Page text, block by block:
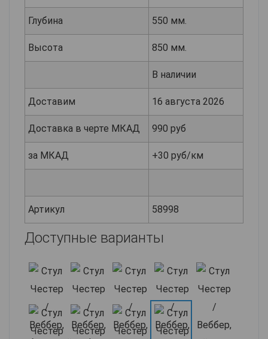
Глубина 550 мм.
Высота 850 мм.
В наличии
Доставим 16 августа 2026
Доставка в черте МКАД 990 руб
за МКАД +30 руб/км
Артикул 58998
Доступные варианты